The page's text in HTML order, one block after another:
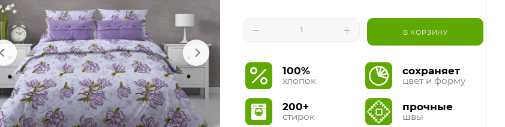
В КОРЗИНУ
100%
хлопок
200+
стирок
сохраняет
цвет и форму
прочные
швы